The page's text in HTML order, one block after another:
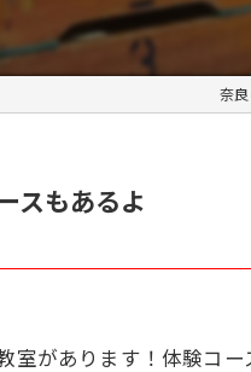
奈
スもあるよ
があります！体験コ